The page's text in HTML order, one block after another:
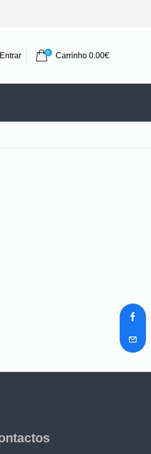
Entrar 0 Carrinho0.00€